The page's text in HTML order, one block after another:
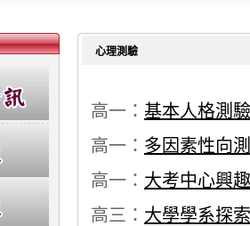
心理測驗
高一： 基本人格測驗
高一： 多因素性向
高一： 大考中心興
高三： 大學學系探